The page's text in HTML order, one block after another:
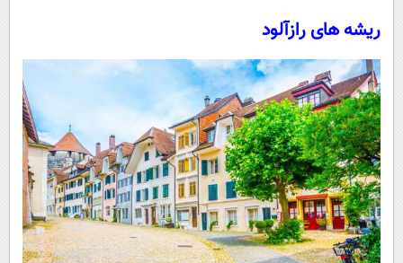
ریشه های رازآلود